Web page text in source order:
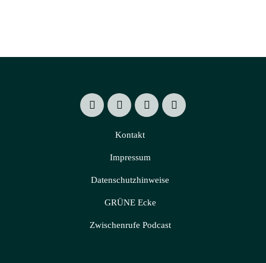
Kontakt
Impressum
Datenschutzhinweise
GRÜNE Ecke
Zwischenrufe Podcast